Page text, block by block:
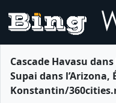
Cascade Havasu
Supai dans
Konstantin/